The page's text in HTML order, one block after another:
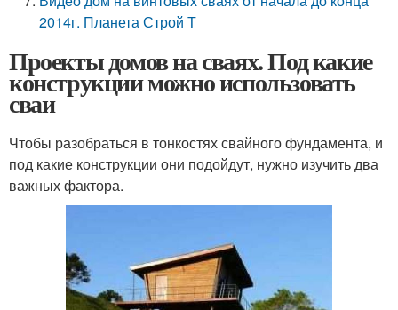
2014г. Планета Строй Т
Проекты домов на сваях. Под какие
конструкции можно использовать
сваи
Чтобы разобраться в тонкостях свайного фундамента, и
под какие конструкции они подойдут, нужно изучить два
важных фактора.